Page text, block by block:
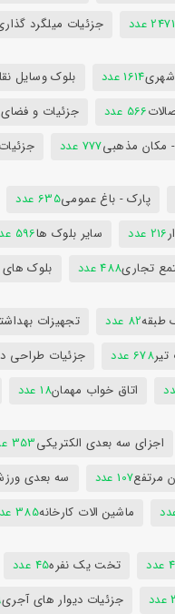
2471 عدد جزئیات میلگرد
شهری1614 عدد بلوک وسایل
566 عدد جزئیات و
مکان مذهبی777 عدد
پارک - باغ عمومی635 عدد
216 عدد سایر بلوک ها596 عدد
تجاری488 عدد بلوک
طبقه82 عدد تجهیزات
678 عدد جزئیات طراحی
اتاق خواب مهمان18 عدد
اجزای سه بعدی الکتریکی353 عدد
مرتفع107 عدد سه بعدی
ماشین الات کارخانه385 عدد
تخت یک نفره45 عدد
جزئیات دیوار های آجری